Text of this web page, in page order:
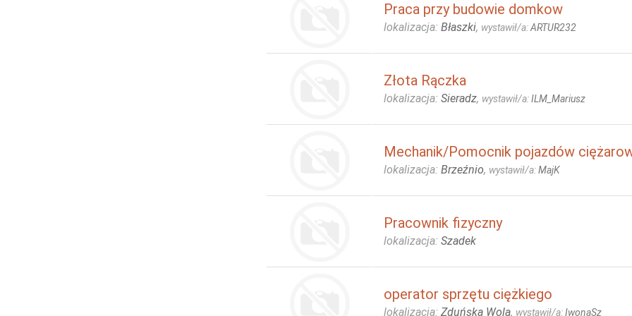
Praca przy budowie domkow
lokalizacja: Błaszki, wystawił/a:ARTUR232
Złota Rączka
lokalizacja: Sieradz, wystawił/a:ILM_Mariusz
Mechanik/Pomocnik pojazdów
lokalizacja: Brzeźnio, wystawił/a:MajK
Pracownik fizyczny
lokalizacja: Szadek
operator sprzętu ciężkiego
lokalizacja: Zduńska Wola, wystawił/a:IwonaSz